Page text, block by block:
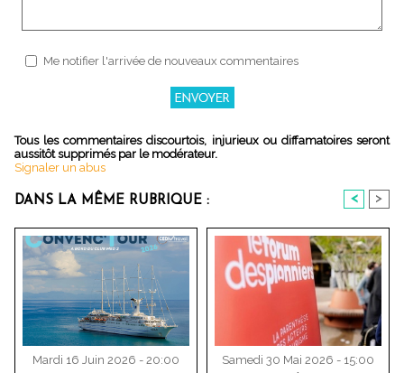
Me notifier l'arrivée de nouveaux commentaires
Tous les commentaires discourtois, injurieux ou diffamatoires seront
aussitôt supprimés par le modérateur.
Signaler un abus
DANS LA MÊME RUBRIQUE : < >
Mardi 16 Juin 2026 - 20:00
Samedi 30 Mai 2026 - 15:00